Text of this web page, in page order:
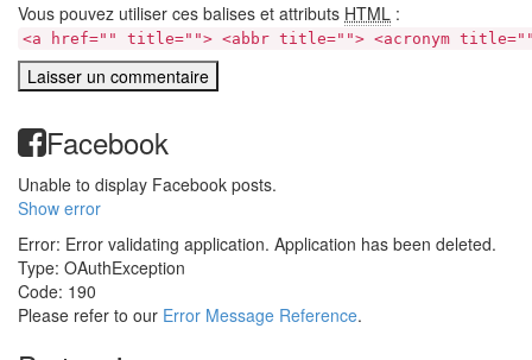
Vous pouvez utiliser ces balises et attributs HTML :
<a href="" title=""> <abbr title=""> <acronym
Facebook
Unable to display Facebook posts.
Show error
Error: Error validating application. Application has been deleted.
Type: OAuthException
Code: 190
Please refer to our Error Message Reference.